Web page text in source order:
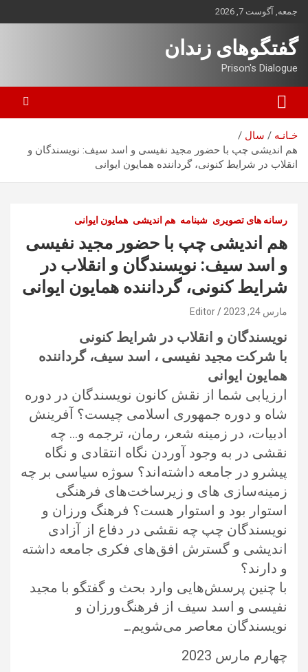
بروید
جمعه, آگوست 7, 2026
گفتگوهای زندان
Prison's Dialogue
خـانـه
سال
هم اندیشی چپ با حضور مجید نفیسی و اسد سیف: نویسندگان و
انقلاب در شرایط کنونی، گرداننده همایون ایوانی
رسانه های تصویری شبنامه هم اندیشی همایون ایوانی
هم اندیشی چپ با حضور مجید نفیسی
و اسد سیف: نویسندگان و انقلاب در
شرایط کنونی، گرداننده همایون ایوانی
مارس 24, 2023 Editor
نویسندگان و انقلاب در شرایط کنونی
با شرکت مجید نفیسی ، اسد سیف، گرداننده
همایون ایوانی
ارزیابی شما از نقش کانون نویسندگان در دوره
شاه و دوره جمهوری اسلامی چیست؟ آفرینش
ادبیات، در زمینه شعر، رمان، ترجمه و… چه
نقشی در به وجود آوردن نگاه انتقادی و نگاه
پیشرو در جامعه داشته‌اند؟ سوژه سیاسی بر چه
زمینه‌سازی های و زیرساخت‌های فرهنگی
استوار بود و استوار هست؟ فرهنگ ورزان و
نویسندگان چپ چه نقشی در دفاع از آزادی
اندیشی و گسترش افق‌های فکری جامعه داشته
و دارند؟
با چنین پرسش‌هایی وارد بحث و گفتگو با مجید
نفیسی و اسد سیف از فرهنگ‌ورزان و
نویسندگان معاصر می‌شویم.ـ
چهارم مارس 2023